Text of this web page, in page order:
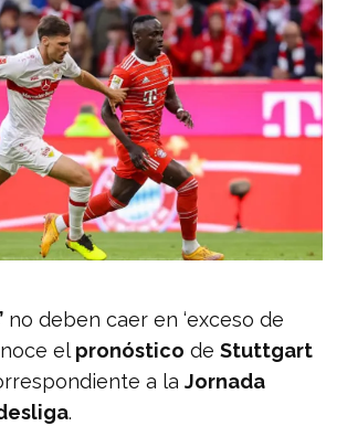
no deben caer en ‘exceso de
el pronóstico deStuttgart
a laJornada
.